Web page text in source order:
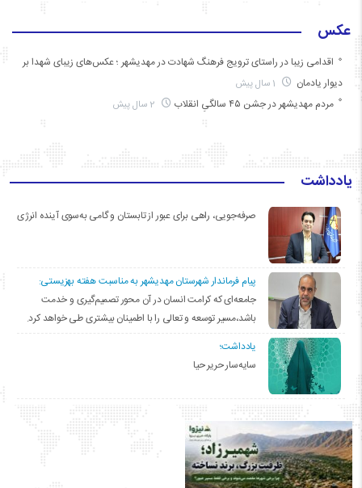
عکس
اقدامی زیبا در راستای ترویج فرهنگ شهادت در مهدیشهر ؛ عکس‌های زیبای شهدا بر
دیوار یادمان
مردم مهدیشهر در جشن ۴۵ سالگیِ انقلاب
یادداشت
صرفه‌جویی، راهی برای عبور از تابستان و گامی به‌سوی آینده انرژی
پیام فرماندار شهرستان مهدیشهر به مناسبت هفته بهزیستی:
جامعه‌ای که کرامت انسان در آن محور تصمیم‌گیری و خدمت
باشد،مسیر توسعه و تعالی را با اطمینان بیشتری طی خواهد کرد.
یادداشت؛
سایه‌سار حریر حیا